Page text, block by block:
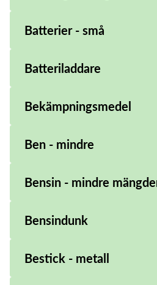
Batterier - små
Batteriladdare
Bekämpningsmedel
Ben - mindre
Bensin - mindre
Bensindunk
Bestick - metall